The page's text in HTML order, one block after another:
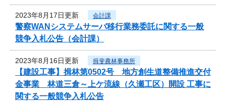
2023年8月17日更新 会計課
警察WANシステムサーバ移行業務委託に関する一般
競争入札公告（会計課）
2023年8月16日更新 揖斐農林事務所
【建設工事】揖林第0502号 地方創生道整備推進交付
金事業 林道三倉～上ケ流線（久瀬工区）開設 工事に
関する一般競争入札公告